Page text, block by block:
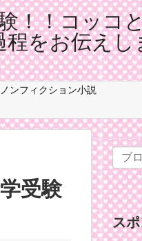
！！コッコ
程をお伝えし
ンフィクション小説
受験
ス